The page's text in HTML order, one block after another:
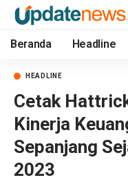
Beranda Headline
HEADLINE
Cetak
Kinerja
Sepanjang
2023